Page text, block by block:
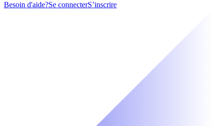
Besoin d'aide?Se connecterS’inscrire